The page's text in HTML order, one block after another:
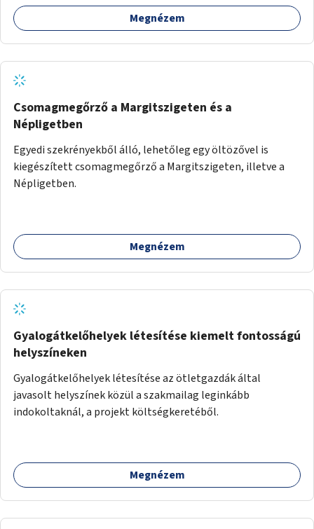
Megnézem
Csomagmegőrző a Margitszigeten és a
Népligetben
Egyedi szekrényekből álló, lehetőleg egy öltözővel is
kiegészített csomagmegőrző a Margitszigeten, illetve a
Népligetben.
Megnézem
Gyalogátkelőhelyek létesítése kiemelt fontosságú
helyszíneken
Gyalogátkelőhelyek létesítése az ötletgazdák által
javasolt helyszínek közül a szakmailag leginkább
indokoltaknál, a projekt költségkeretéből.
Megnézem